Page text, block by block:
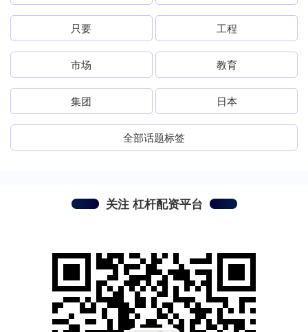
只要 工程
市场 教育
集团 日本
全部话题标签
关注 杠杆配资平台